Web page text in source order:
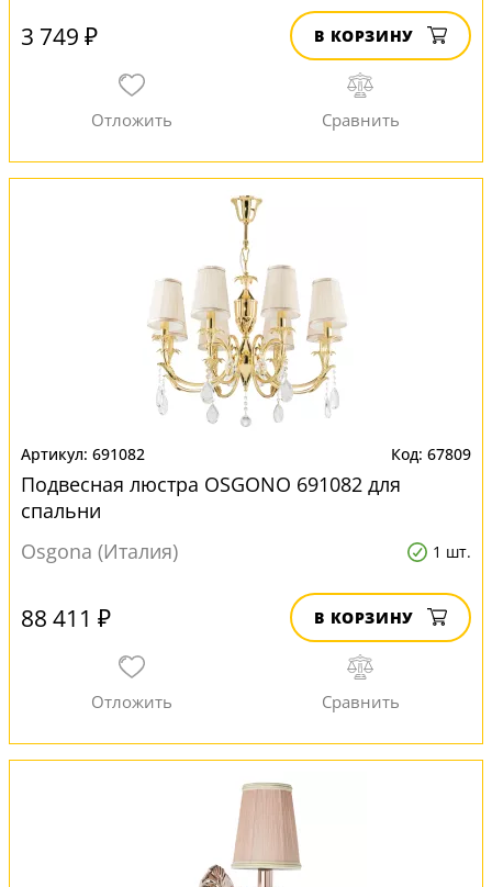
3 749 ₽ В КОРЗИНУ
691082 67809
Подвесная люстра OSGONO 691082 для
спальни
Osgona (Италия)
1 шт.
88 411 ₽ В КОРЗИНУ